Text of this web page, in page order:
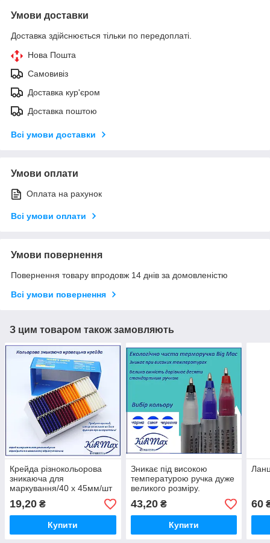
Умови доставки
Доставка здійснюється тільки по передоплаті.
Нова Пошта
Самовивіз
Доставка кур'єром
Доставка поштою
Всі умови доставки
Умови оплати
Оплата на рахунок
Всі умови оплати
Умови повернення
Повернення товару впродовж 14 днів за домовленістю
Всі умови повернення
З цим товаром також замовляють
Крейда різнокольорова
зникаюча для
маркування/40 х 45мм/шт
19,20 ₴
Купити
Зникає під високою
температурою ручка дуже
великого розміру.
43,20₴
Купити
60